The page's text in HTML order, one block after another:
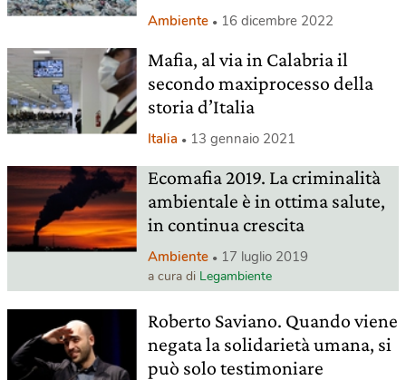
Ambiente 16 dicembre 2022
Mafia, al via in Calabria il
secondo maxiprocesso della
storia d’Italia
Italia 13 gennaio 2021
Ecomafia 2019. La criminalità
ambientale è in ottima salute,
in continua crescita
Ambiente 17 luglio 2019
a cura di Legambiente
Roberto Saviano. Quando viene
negata la solidarietà umana, si
può solo testimoniare